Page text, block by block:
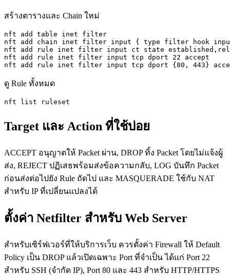
สร้างตารางและ Chain ใหม่
nft add table inet filter
nft add chain inet filter input { type filter hook
nft add rule inet filter input ct state
nft add rule inet filter input tcp dport 22 accept
nft add rule inet filter input tcp dport {80, 443}
ดู Rule ทั้งหมด
nft list ruleset
Target และ Action ที่ใช้บ่อย
ACCEPT อนุญาตให้ Packet ผ่าน, DROP ทิ้ง Packet โดยไม่แจ้งผู้
ส่ง, REJECT ปฏิเสธพร้อมส่งข้อความกลับ, LOG บันทึก Packet
ก่อนส่งต่อไปยัง Rule ถัดไป และ MASQUERADE ใช้กับ NAT
สำหรับ IP ที่เปลี่ยนแปลงได้
ตั้งค่า Netfilter สำหรับ Web Server
สำหรับเซิร์ฟเวอร์ที่ให้บริการเว็บ ควรตั้งค่า Firewall ให้ Default
Policy เป็น DROP แล้วเปิดเฉพาะ Port ที่จำเป็น ได้แก่ Port 22
สำหรับ SSH (จำกัด IP), Port 80 และ 443 สำหรับ HTTP/HTTPS